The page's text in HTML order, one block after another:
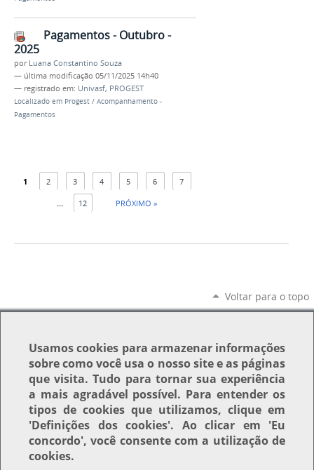
Pagamentos - Outubro -
2025
por Luana Constantino Souza
— última modificação 05/11/2025 14h40
— registrado em: Univasf, PROGEST
Localizado em Progest / Acompanhamento -
Pagamentos
1 2 3 4 5 6 7
... 12 PRÓXIMO »
Voltar para o topo
Usamoscookies para armazenar informações
sobre como você usa o nosso site e as páginas
que visita. Tudo para tornar sua experiência
a mais agradável possível. Para entender os
tipos de cookies que utilizamos, clique em
'Definições dos cookies'. Ao clicar em 'Eu
concordo', você consente com a utilização de
cookies.